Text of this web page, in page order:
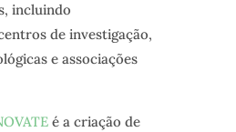
incluindo
de investigação,
e associações
é a criação de